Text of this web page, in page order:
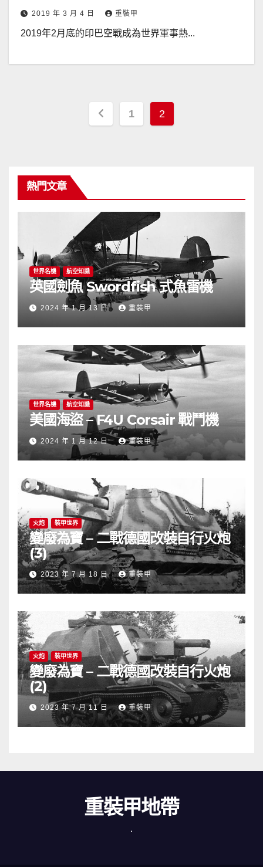
2019 年 3 月 4 日 重裝甲
2019年2月底的印巴空戰成為世界軍事熱...
文
1 2
熱門文章
世界名機 航空知識
英國劍魚 Swordfish 式魚雷機
2024 年 1 月 13 日 重裝甲
世界名機 航空知識
美國海盜 – F4U Corsair 戰鬥機
2024 年 1 月 12 日 重裝甲
火炮 裝甲世界
變廢為寶 – 二戰德國改裝自行火炮
(3)
2023 年 7 月 18 日 重裝甲
火炮 裝甲世界
變廢為寶 – 二戰德國改裝自行火炮
(2)
2023 年 7 月 11 日 重裝甲
重裝甲地帶
.